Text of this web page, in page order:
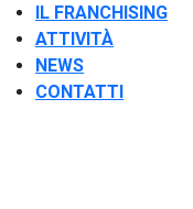
IL FRANCHISING
ATTIVITÀ
NEWS
CONTATTI